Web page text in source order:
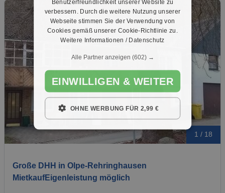
1 / 18
Große DHH in Olpe-Rehringhausen
MietkaufEigenleistung möglich
Benutzerfreundlichkeit unserer Website zu
verbessern. Durch die weitere Nutzung unserer
Webseite stimmen Sie der Verwendung von
Cookies gemäß unserer Cookie-Richtlinie zu.
Weitere Informationen / Datenschutz
Alle Partner anzeigen (602) →
EINWILLIGEN & WEITER
OHNE WERBUNG FÜR 2,99 €